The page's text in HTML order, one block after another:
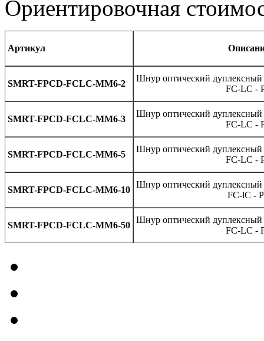
Ориентировочная
Артикул
SMRT-FPCD-FCLC-MM6-2
Шнур оптический
FC-LC -
SMRT-FPCD-FCLC-MM6-3
Шнур оптический
FC-LC -
SMRT-FPCD-FCLC-MM6-5
Шнур оптический
FC-LC -
SMRT-FPCD-FCLC-MM6-10
Шнур оптический
FC-lC -
SMRT-FPCD-FCLC-MM6-50
Шнур оптический
FC-LC -